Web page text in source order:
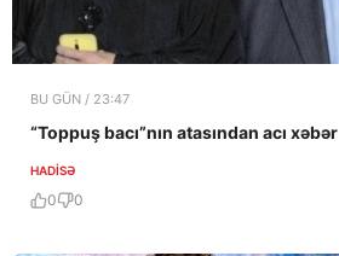
BU GÜN / 23:47
“Toppuş bacı”nın atasından acı xəbər
HADISƏ
0 0